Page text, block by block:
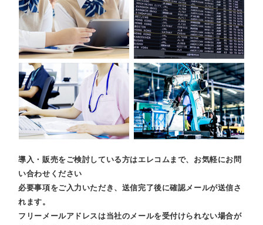
導入・販売をご検討している方はエレコムまで、お気軽にお問
い合わせください
必要事項をご入力いただき、送信完了後に確認メールが送信さ
れます。
フリーメールアドレスは当社のメールを受付けられない場合が